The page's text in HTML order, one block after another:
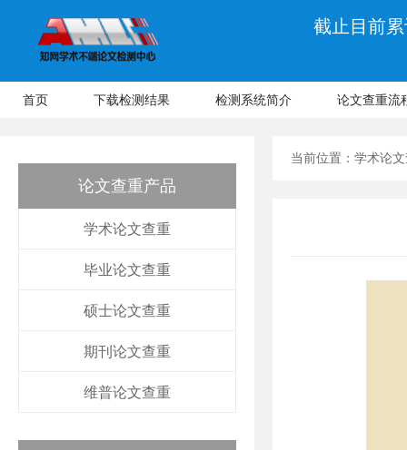
截止目前
首页 下载检测结果 检测系统简介 论文查重流
论文查重产品
学术论文查重
毕业论文查重
硕士论文查重
期刊论文查重
维普论文查重
当前位置： 学术论